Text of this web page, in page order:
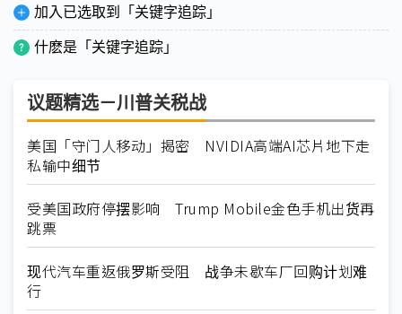
加入已选取到「关键字追踪」
什麽是「关键字追踪」
议题精选－川普关税战
美国「守门人移动」揭密 NVIDIA高端AI芯片地下走
私输中细节
受美国政府停摆影响 Trump Mobile金色手机出货再
跳票
现代汽车重返俄罗斯受阻 战争未歇车厂回购计划难
行